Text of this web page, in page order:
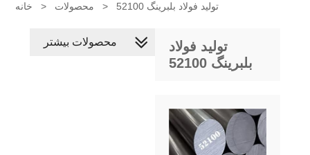
خانه > محصولات > تولید فولاد بلبرینگ 52100
تولید فولاد
بلبرینگ 52100
محصولات بیشتر